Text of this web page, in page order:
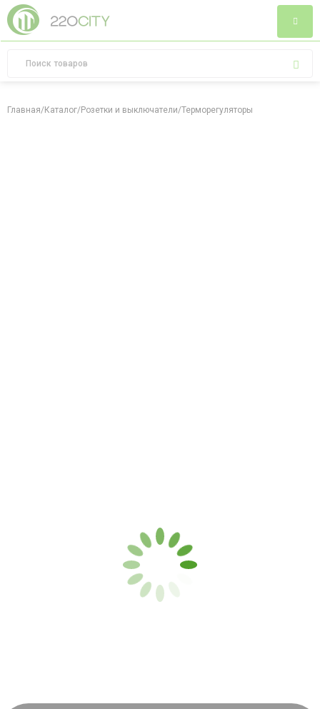
Главная/Каталог/Розетки и выключатели/Терморегуляторы